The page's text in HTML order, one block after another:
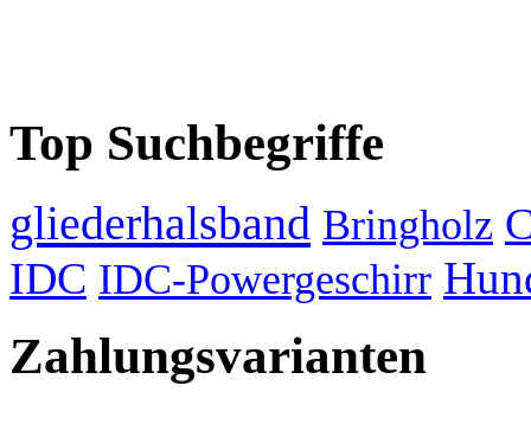
Top Suchbegriffe
gliederhalsband Bringholz
IDC IDC-Powergeschirr
Zahlungsvarianten